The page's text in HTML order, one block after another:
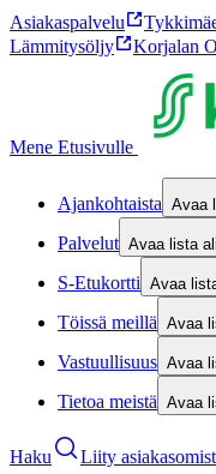
Asiakaspalvelu
Lämmitysöljy
Korjalan
Mene Etusivulle
Ajankohtaista Avaa
Palvelut Avaa lista
S-Etukortti Avaa
Töissä meillä Avaa
Vastuullisuus Avaa
Tietoa meistä Avaa
Haku Liity